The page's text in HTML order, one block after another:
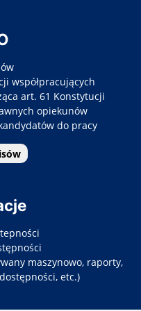
współpracujących
art. 61 Konstytucji
opiekunów
do pracy
maszynowo, raporty,
etc.)